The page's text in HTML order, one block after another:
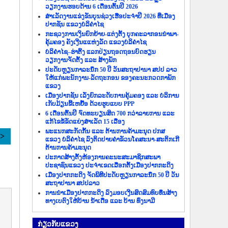
ວຽກງານຮອບດ້ານ 6 ເດືອນຕົ້ນປີ 2026
ສຳເລັດງານແຂ່ງຂັນບຸນຊ່ວງເຮືອປະຈຳປີ 2026 ທີ່ເມືອງ
ປາກຊັນ ແຂວງບໍລິຄຳໄຊ
ກະຊວງການເງິນຍົກຍ້າຍ-ແຕ່ງຕັ້ງ ບຸກຄະລາກອນນຳພາ-
ຄຸ້ມຄອງ ຄັງເງີນແແຫ່ງລັດ ແຂວງບໍລິຄຳໄຊ
ບໍລິຄຳໄຊ–ຮ່າຕິ້ງ ແລກປ່ຽນຖອດຖອນບົດຮຽນ
ວຽກງານຈັດຕັ້ງ ແລະ ສ້າງພັກ
ປະດັບຫຼຽນກາລະນຶກ 50 ປີ ວັນສະຖາປານາ ສປປ ລາວ
ໃຫ້ແກ່ພະນັກງານ-ລັດຖະກອນ ຂອງຄະນະກວດກາພັກ
ແຂວງ
ເມືອງປາກຊັນ ເລັ່ງຍົກລະດັບການຄຸ້ມຄອງ ແລະ ບໍລິການ
ເກັບມ້ຽນຂີ້ເຫຍື້ອ ດ້ວຍຮູບແບບ PPP
6 ເດືອນຕົ້ນປີ ຈົດທະບຽນສິດ 700 ກວ່າລາຍການ ແລະ
ແກ້ໄຂຂໍ້ຂັດແຍ່ງສຳເລັດ 15 ເລື່ອງ
ພະແນກສະກັດກັ້ນ ແລະ ຕ້ານການຄ້າມະນຸດ ປກສ
ແຂວງ ບໍລິຄຳໄຊ ລົງຕິດປາຍຄຳຂັວນໂຄສະນາ-ສະຕິກເກີ
ຕ້ານການຄ້າມະນຸດ
ປະກາດສ້າງຕັ້ງຫ້ອງການຄະນະສະມາຊິກສະພາ
ປະຊາຊົນແຂວງ ປະຈຳເຂດເລືອກຕັ້ງເມືອງປາກກະດິງ
ເມືອງປາກກະດິງ ຈັດພິທີປະດັບຫຼຽນກາລະນຶກ 50 ປີ ວັນ
ສະຖາປານາ ສປປລາວ
ການນຳເມືອງປາກກະດິງ ລົງມອບເງີນສົດສົມທົບທຶນສ້າງ
ທາງເບຕົງໃຫ້ບ້ານ ນ້ຳເດື່ອ ແລະ ບ້ານ ທົ່ງນາມີ
ກ່ຽວ​ກັບ​ແຂວງ